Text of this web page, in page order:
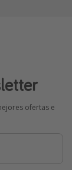
ofertas e